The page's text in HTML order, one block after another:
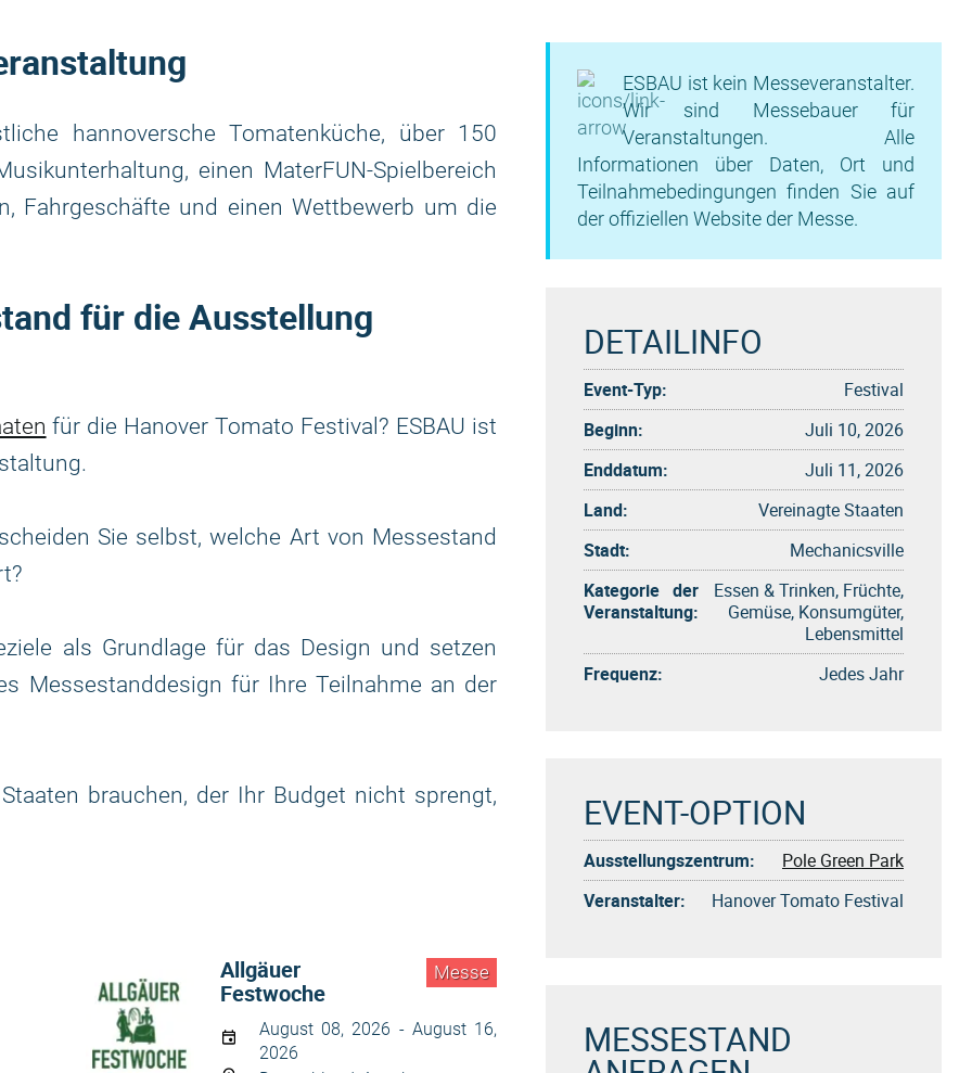
hannoversche Tomatenküche, über 150
einen MaterFUN-Spielbereich
Fahrgeschäfte und einen Wettbewerb um die
für die Ausstellung
für die Hanover Tomato Festival? ESBAU ist
Sie selbst, welche Art von Messestand
als Grundlage für das Design und setzen
Messestanddesign für Ihre Teilnahme an der
brauchen, der Ihr Budget nicht sprengt,
Messe
Allgäuer
Festwoche
August 08, 2026 - August 16,
2026
ESBAU ist kein Messeveranstalter.
Wir sind Messebauer für
Veranstaltungen. Alle
Informationen über Daten, Ort und
Teilnahmebedingungen finden Sie auf
der offiziellen Website der Messe.
DETAILINFO
Event-Typ:
Festival
Beginn:
Juli 10, 2026
Enddatum:
Juli 11, 2026
Land:
Vereinagte Staaten
Stadt:
Mechanicsville
Kategorie der
Veranstaltung:
Essen & Trinken, Früchte,
Gemüse, Konsumgüter,
Lebensmittel
Frequenz:
Jedes Jahr
EVENT-OPTION
Ausstellungszentrum:
Pole Green Park
Veranstalter:
Hanover Tomato Festival
MESSESTAND